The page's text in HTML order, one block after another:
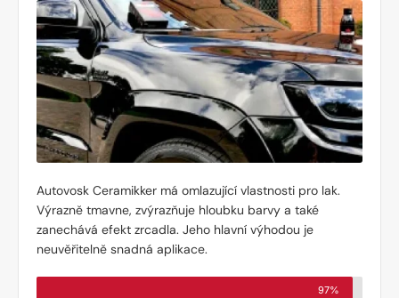
Autovosk Ceramikker má omlazující vlastnosti pro lak.
Výrazně tmavne, zvýrazňuje hloubku barvy a také
zanechává efekt zrcadla. Jeho hlavní výhodou je
neuvěřitelně snadná aplikace.
97%